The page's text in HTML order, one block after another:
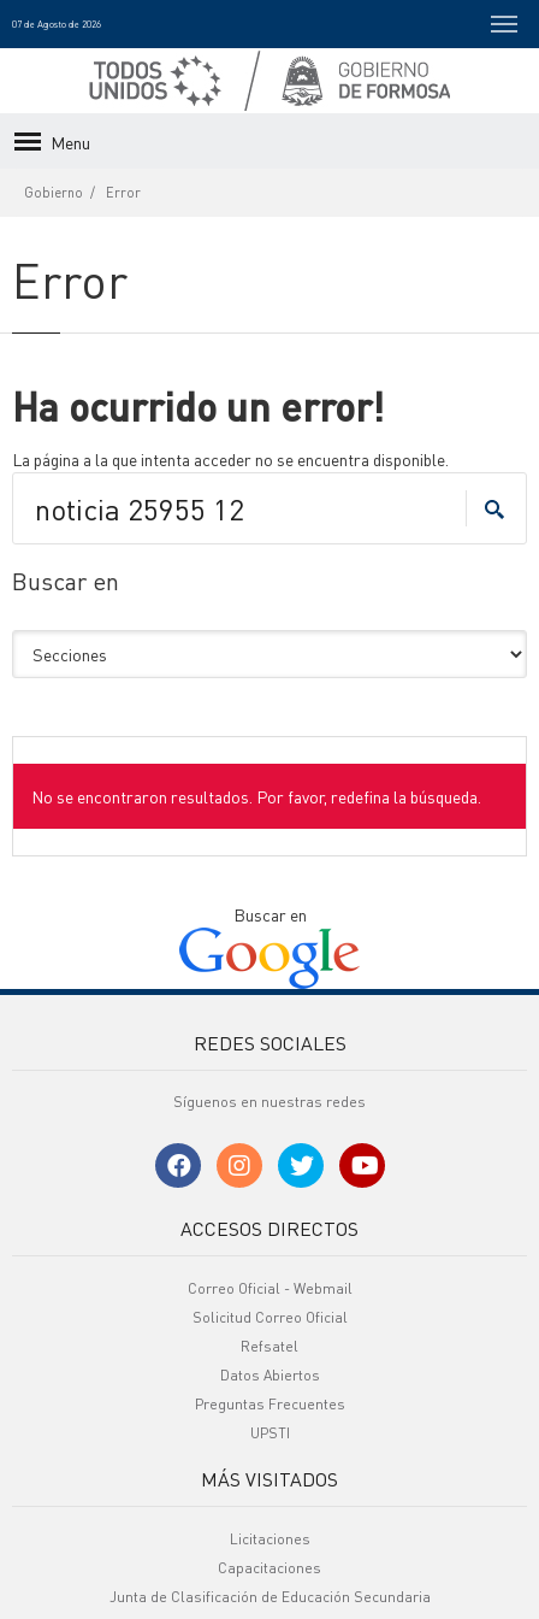
07 de Agosto de 2026
Menu
Gobierno Error
Error
Ha ocurrido un error!
La página a la que intenta acceder no se encuentra disponible.
Buscar en
No se encontraron resultados. Por favor, redefina la búsqueda.
Buscar en
REDES SOCIALES
Síguenos en nuestras redes
ACCESOS DIRECTOS
Correo Oficial - Webmail
Solicitud Correo Oficial
Refsatel
Datos Abiertos
Preguntas Frecuentes
UPSTI
MÁS VISITADOS
Licitaciones
Capacitaciones
Junta de Clasificación de Educación Secundaria